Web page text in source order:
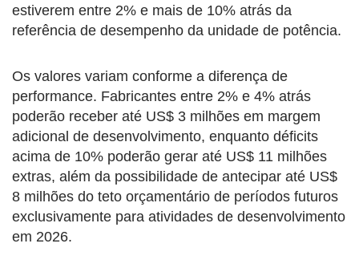
estiverem entre 2% e mais de 10% atrás da
referência de desempenho da unidade de potência.
Os valores variam conforme a diferença de
performance. Fabricantes entre 2% e 4% atrás
poderão receber até US$ 3 milhões em margem
adicional de desenvolvimento, enquanto déficits
acima de 10% poderão gerar até US$ 11 milhões
extras, além da possibilidade de antecipar até US$
8 milhões do teto orçamentário de períodos futuros
exclusivamente para atividades de desenvolvimento
em 2026.